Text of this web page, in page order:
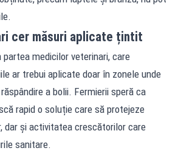
cer măsuri aplicate țintit
partea medicilor veterinari, care
ar trebui aplicate doar în zonele unde
a bolii. Fermierii speră ca
rapid o soluție care să protejeze
dar și activitatea crescătorilor care
sanitare.